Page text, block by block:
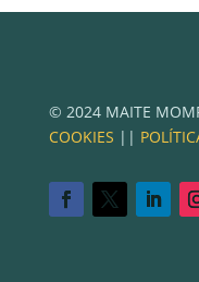
© 2024 MAITE
COOKIES ||